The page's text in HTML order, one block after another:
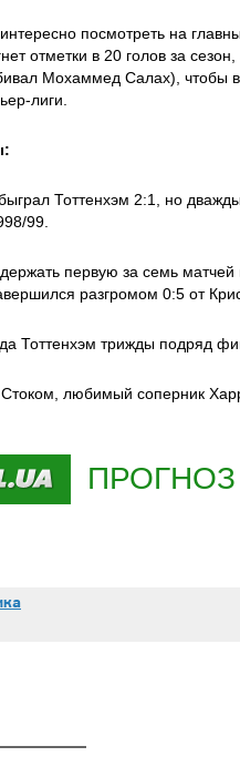
посмотреть на
отметки в 20 голов за
Мохаммед Салах), чтобы
лиги.
Тоттенхэм 2:1, но
99.
первую за семь
разгромом 0:5 от
Тоттенхэм трижды подряд
любимый соперник
ПРОГНОЗ